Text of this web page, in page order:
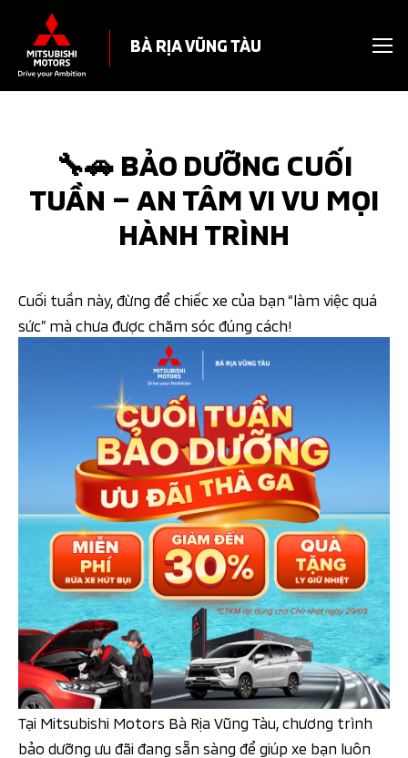
BÀ RỊA VŨNG TÀU
🔧🚗 BẢO DƯỠNG CUỐI
TUẦN – AN TÂM VI VU MỌI
HÀNH TRÌNH
Cuối tuần này, đừng để chiếc xe của bạn “làm việc quá
sức” mà chưa được chăm sóc đúng cách!
Tại Mitsubishi Motors Bà Rịa Vũng Tàu, chương trình
bảo dưỡng ưu đãi đang sẵn sàng để giúp xe bạn luôn